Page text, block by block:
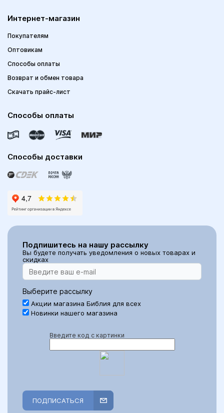
Интернет-магазин
Покупателям
Оптовикам
Способы оплаты
Возврат и обмен товара
Скачать прайс-лист
Способы оплаты
Способы доставки
Подпишитесь на нашу рассылку
Вы будете получать уведомления о новых товарах и
скидках
Выберите рассылку
Акции магазина Библия для всех
Новинки нашего магазина
Введите код с картинки
ПОДПИСАТЬСЯ